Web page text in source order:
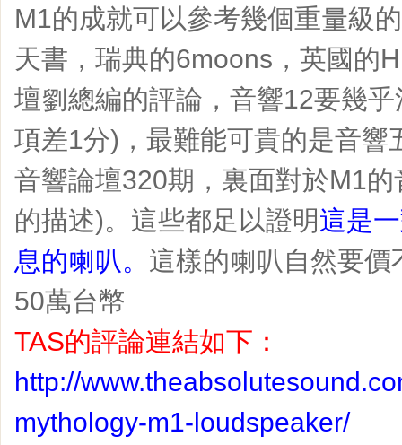
M1的成就可以參考幾個重量級
天書，瑞典的6moons，英國的
壇劉總編的評論，音響12要幾
項差1分)，最難能可貴的是音響
音響論壇320期，裏面對於M1
的描述)。這些都足以證明這是
息的喇叭。 這樣的喇叭自然要
50萬台幣
TAS的評論連結如下：
http://
mythology-m1-loudspeaker/